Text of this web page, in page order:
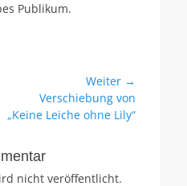
Publikum.
Weiter →
Nächster
Beitrag:
Verschiebung von
„Keine Leiche ohne Lily“
nicht veröffentlicht.